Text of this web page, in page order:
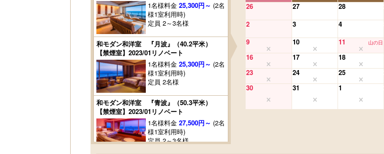
1名様料金25,300円～ (2名
様1室利用時)
定員 2～3名様
和モダン和洋室 『月波』（40.2平米）
【禁煙室】2023/01リノベート
1名様料金25,300円～ (2名
様1室利用時)
定員 2名様
和モダン和洋室 『青波』（50.3平米）
【禁煙室】2023/01リノベート
1名様料金27,500円～ (2名
様1室利用時)
定員 2～3名様
26 27 28
2
3 4
9
10 11 山の日
16
17 18
23
24 25
30
31 1